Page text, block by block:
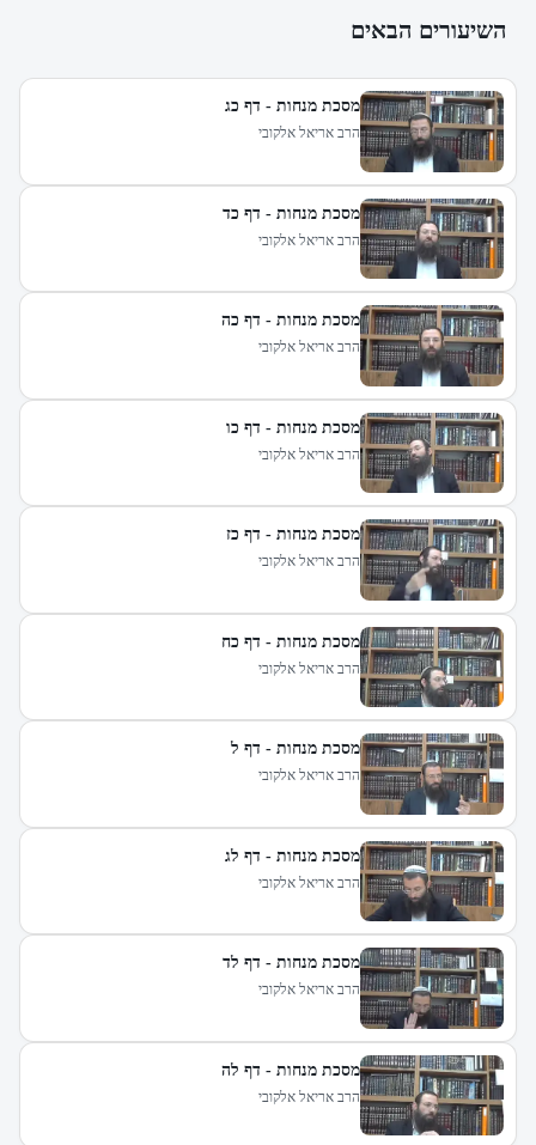
השיעורים הבאים
מסכת מנחות - דף כג
הרב אריאל אלקובי
מסכת מנחות - דף כד
הרב אריאל אלקובי
מסכת מנחות - דף כה
הרב אריאל אלקובי
מסכת מנחות - דף כו
הרב אריאל אלקובי
מסכת מנחות - דף כז
הרב אריאל אלקובי
מסכת מנחות - דף כח
הרב אריאל אלקובי
מסכת מנחות - דף ל
הרב אריאל אלקובי
מסכת מנחות - דף לג
הרב אריאל אלקובי
מסכת מנחות - דף לד
הרב אריאל אלקובי
מסכת מנחות - דף לה
הרב אריאל אלקובי